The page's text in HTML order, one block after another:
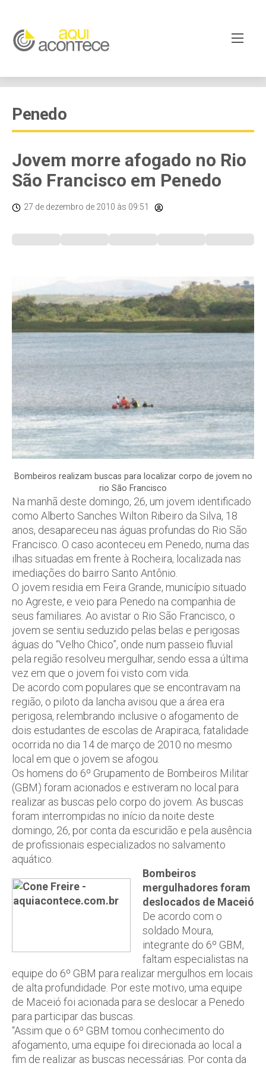
Penedo
Jovem morre afogado no Rio
São Francisco em Penedo
27 de dezembro de 2010 às 09:51
Bombeiros realizam buscas para localizar corpo de jovem no
rio São Francisco
Na manhã deste domingo, 26, um jovem identificado
como Alberto Sanches Wilton Ribeiro da Silva, 18
anos, desapareceu nas águas profundas do Rio São
Francisco. O caso aconteceu em Penedo, numa das
ilhas situadas em frente à Rocheira, localizada nas
imediações do bairro Santo Antônio.
O jovem residia em Feira Grande, município situado
no Agreste, e veio para Penedo na companhia de
seus familiares. Ao avistar o Rio São Francisco, o
jovem se sentiu seduzido pelas belas e perigosas
águas do “Velho Chico”, onde num passeio fluvial
pela região resolveu mergulhar, sendo essa a última
vez em que o jovem foi visto com vida.
De acordo com populares que se encontravam na
região, o piloto da lancha avisou que a área era
perigosa, relembrando inclusive o afogamento de
dois estudantes de escolas de Arapiraca, fatalidade
ocorrida no dia 14 de março de 2010 no mesmo
local em que o jovem se afogou.
Os homens do 6º Grupamento de Bombeiros Militar
(GBM) foram acionados e estiveram no local para
realizar as buscas pelo corpo do jovem. As buscas
foram interrompidas no início da noite deste
domingo, 26, por conta da escuridão e pela ausência
de profissionais especializados no salvamento
aquático.
Bombeiros
mergulhadores foram
deslocados de Maceió
De acordo com o
soldado Moura,
integrante do 6º GBM,
faltam especialistas na
equipe do 6º GBM para realizar mergulhos em locais
de alta profundidade. Por este motivo, uma equipe
de Maceió foi acionada para se deslocar a Penedo
para participar das buscas.
“Assim que o 6º GBM tomou conhecimento do
afogamento, uma equipe foi direcionada ao local a
fim de realizar as buscas necessárias. Por conta da